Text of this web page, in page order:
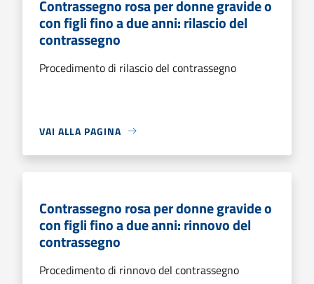
Contrassegno rosa per donne gravide o
con figli fino a due anni: rilascio del
contrassegno
Procedimento di rilascio del contrassegno
VAI ALLA PAGINA
Contrassegno rosa per donne gravide o
con figli fino a due anni: rinnovo del
contrassegno
Procedimento di rinnovo del contrassegno